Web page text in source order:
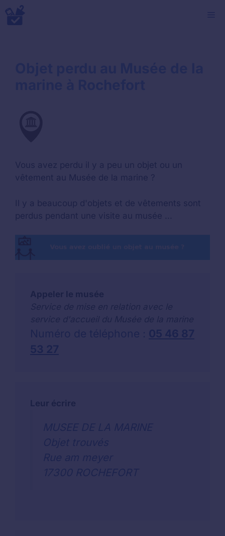
Aller
au
Vous avez perdu il y a peu un objet ou un
vêtement au Musée de la marine ?
Il y a beaucoup d'objets et de vêtements sont
perdus pendant une visite au musée ...